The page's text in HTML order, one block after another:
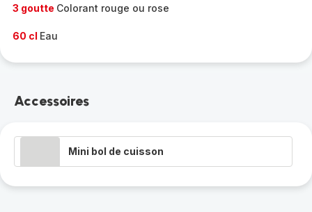
3 goutte Colorant rouge ou rose
60 cl Eau
Accessoires
Mini bol de cuisson